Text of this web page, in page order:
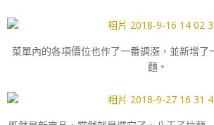
菜單內的各項價位也作了一番調漲，並新增了
麵。